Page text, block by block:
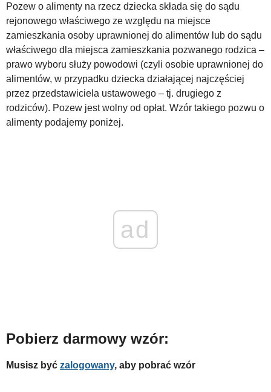
PRAWO W BIZNESIE
ZMIANY W PRAWIE
WZORY DOKUMENTÓW
Pozew o alimenty na rzecz dziecka składa się do sądu
rejonowego właściwego ze względu na miejsce
zamieszkania osoby uprawnionej do alimentów lub do sądu
właściwego dla miejsca zamieszkania pozwanego rodzica –
prawo wyboru służy powodowi (czyli osobie uprawnionej do
alimentów, w przypadku dziecka działającej najczęściej
przez przedstawiciela ustawowego – tj. drugiego z
rodziców). Pozew jest wolny od opłat. Wzór takiego pozwu o
alimenty podajemy poniżej.
ad
Pobierz darmowy wzór:
Musisz być zalogowany, aby pobrać wzór